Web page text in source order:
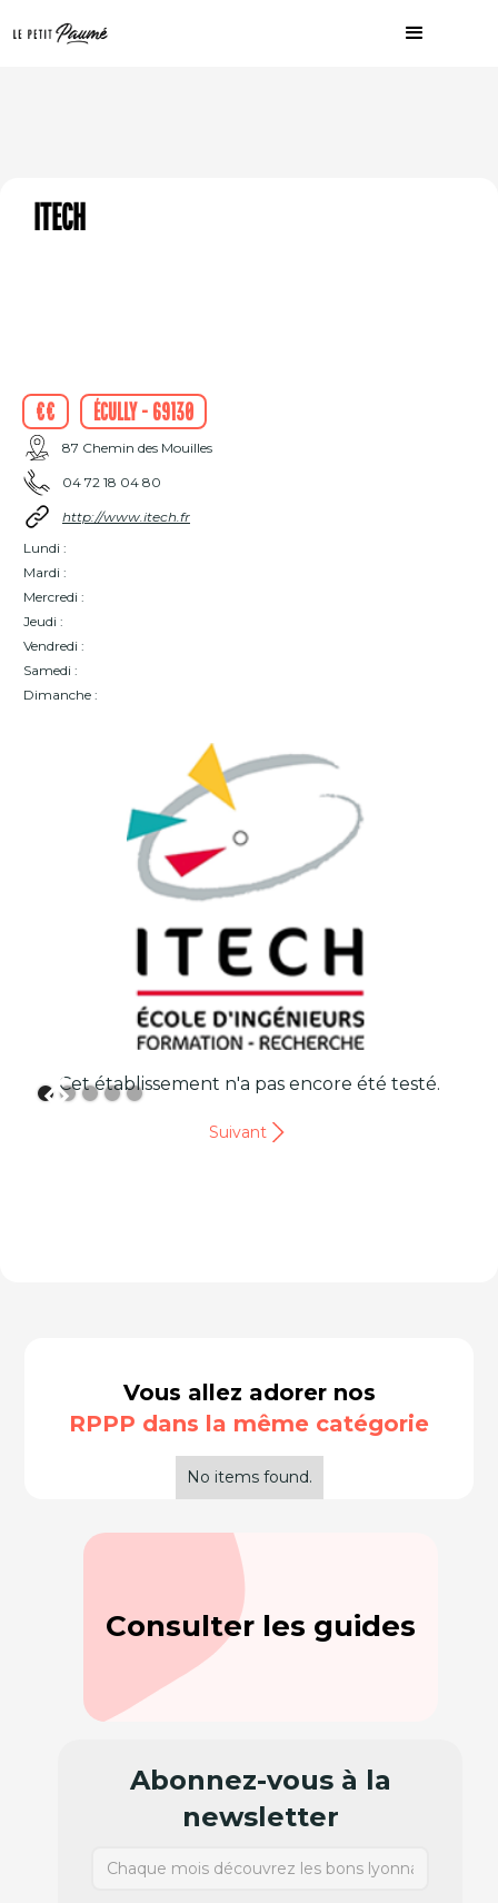
ITECH
€€ Écully - 69130
87 Chemin des Mouilles
04 72 18 04 80
http://www.itech.fr
Lundi :
Mardi :
Mercredi :
Jeudi :
Vendredi :
Samedi :
Dimanche :
Cet établissement n'a pas encore été testé.
Suivant
Vous allez adorer nos
RPPP dans la même catégorie
No items found.
Consulter les guides
Abonnez-vous à la
newsletter